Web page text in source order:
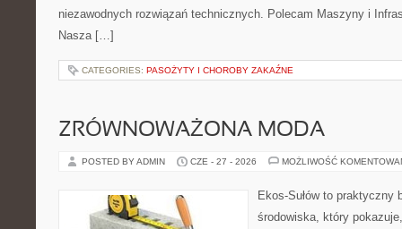
niezawodnych rozwiązań technicznych. Polecam Maszyny i
Nasza […]
CATEGORIES: PASOŻYTY I CHOROBY ZAKAŹNE
ZRÓWNOWAŻONA MODA
POSTED BY ADMIN CZE - 27 - 2026 MOŻLIWOŚĆ
Ekos-Sułów to praktyczny
środowiska, który